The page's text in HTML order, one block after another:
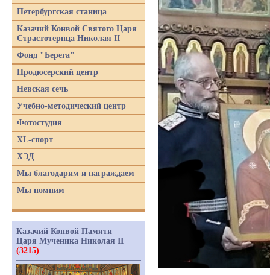
Петербургская станица
Казачий Конвой Святого Царя
Страстотерпца Николая II
Фонд "Берега"
Продюсерский центр
Невская сечь
Учебно-методический центр
Фотостудия
XL-спорт
ХЭД
Мы благодарим и награждаем
Мы помним
Казачий Конвой Памяти
Царя Мученика Николая II
(3215)